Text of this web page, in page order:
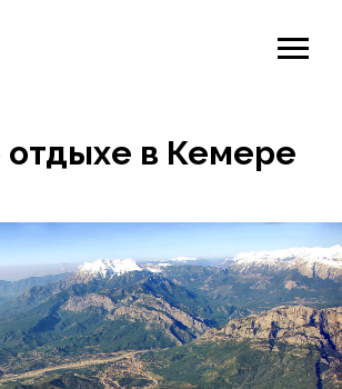
отдыхе в Кемере